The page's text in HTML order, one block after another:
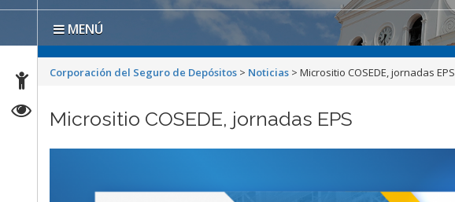
MENÚ
Corporación del Seguro de Depósitos > Noticias >Micrositio COSEDE, jornadas EPS
Micrositio COSEDE, jornadas EPS